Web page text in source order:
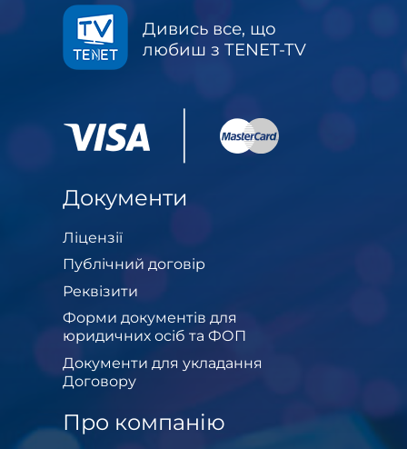
Дивись все, що
любиш з TENET-TV
Документи
Ліцензії
Публічний договір
Реквізити
Форми документів для
юридичних осіб та ФОП
Документи для укладання
Договору
Про компанію